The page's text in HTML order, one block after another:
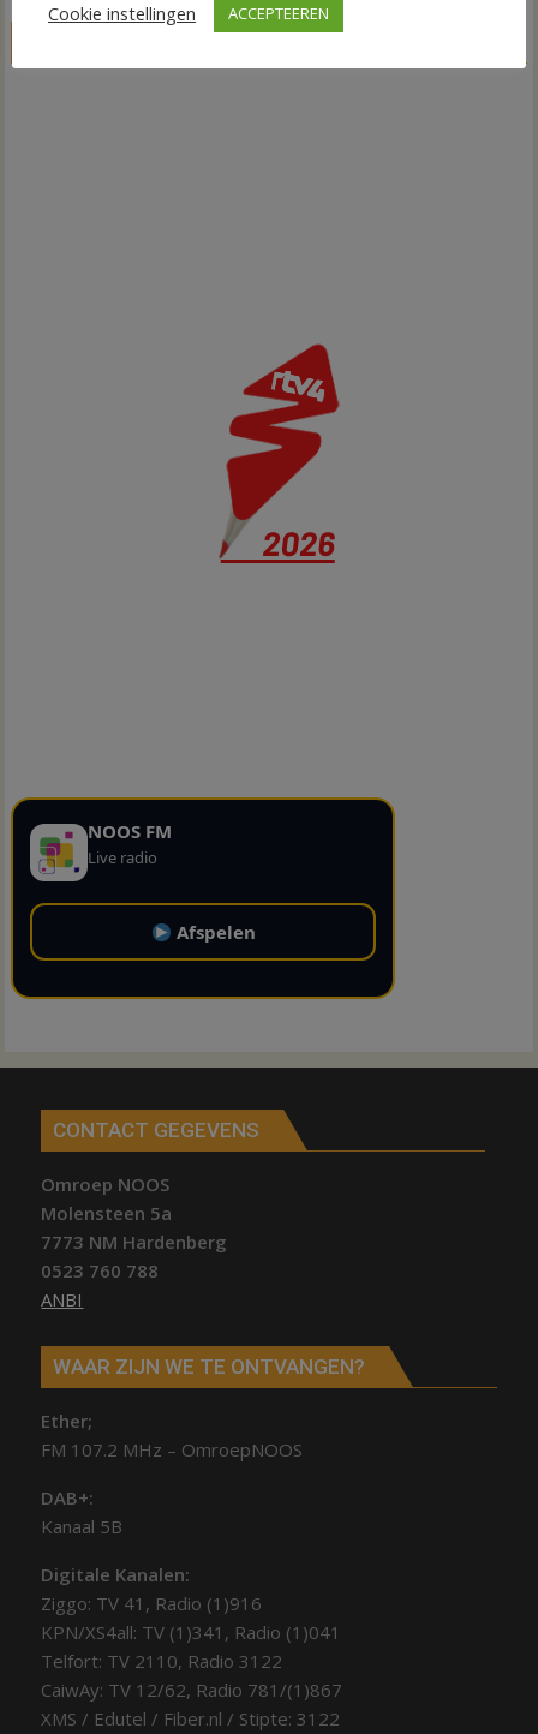
NOOS FM
Live radio
Afspelen
CONTACT GEGEVENS
Omroep NOOS
Molensteen 5a
7773 NM Hardenberg
0523 760 788
ANBI
WAAR ZIJN WE TE ONTVANGEN?
Ether;
FM 107.2 MHz – OmroepNOOS
DAB+:
Kanaal 5B
Digitale Kanalen:
Ziggo: TV 41, Radio (1)916
KPN/XS4all: TV (1)341, Radio (1)041
Telfort: TV 2110, Radio 3122
CaiwAy: TV 12/62, Radio 781/(1)867
XMS / Edutel / Fiber.nl / Stipte: 3122
Cookie instellingen
ACCEPTEEREN